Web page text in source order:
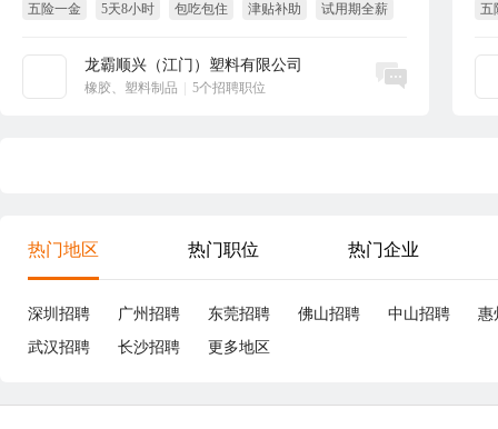
五险一金 5天8小时 包吃包住 津贴补助
试用期全薪
龙霸顺兴（江门）塑料有限公司
橡胶、塑料制品 5个招聘职位
立即沟通
五
热门地区 热门职位 热门企业
深圳招聘 广州招聘 东莞招聘 佛山招聘 中山招聘
惠
武汉招聘
长沙招聘 更多地区